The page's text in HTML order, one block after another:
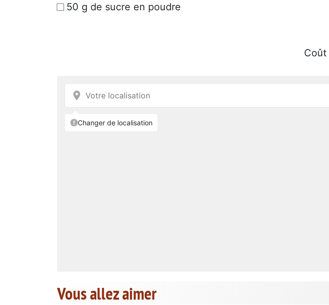
50 g de sucre en poudre
Coût
Vous allez aimer